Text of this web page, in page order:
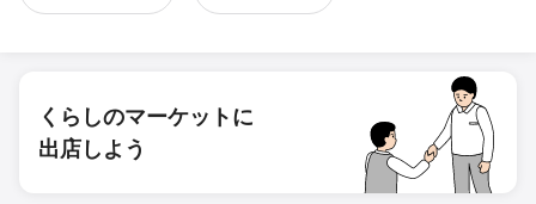
くらしのマーケットに
出店しよう